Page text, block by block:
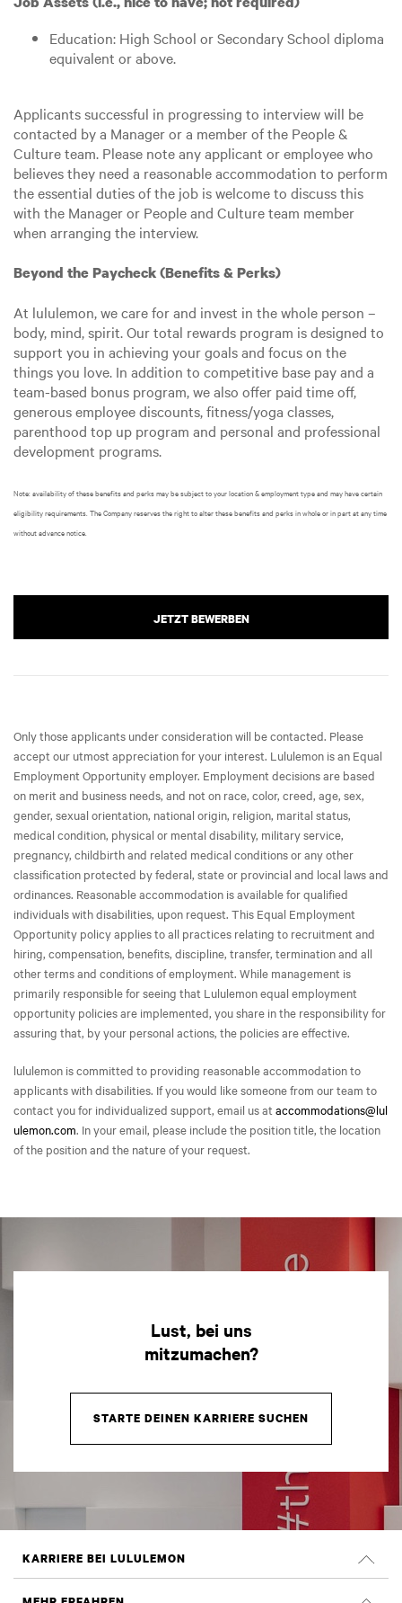
Education: High School or Secondary School diploma
equivalent or above.
Applicants successful in progressing to interview will be
contacted by a Manager or a member of the People &
Culture team. Please note any applicant or employee who
believes they need a reasonable accommodation to perform
the essential duties of the job is welcome to discuss this
with the Manager or People and Culture team member
when arranging the interview.
Beyond the Paycheck (Benefits & Perks)
At lululemon, we care for and invest in the whole person –
body, mind, spirit. Our total rewards program is designed to
support you in achieving your goals and focus on the
things you love. In addition to competitive base pay and a
team-based bonus program, we also offer paid time off,
generous employee discounts, fitness/yoga classes,
parenthood top up program and personal and professional
development programs.
Note: availability of these benefits and perks may be subject to your location & employment type and may have certain
eligibility requirements. The Company reserves the right to alter these benefits and perks in whole or in part at any time
without advance notice.
JETZT BEWERBEN
Only those applicants under consideration will be contacted. Please
accept our utmost appreciation for your interest. Lululemon is an Equal
Employment Opportunity employer. Employment decisions are based
on merit and business needs, and not on race, color, creed, age, sex,
gender, sexual orientation, national origin, religion, marital status,
medical condition, physical or mental disability, military service,
pregnancy, childbirth and related medical conditions or any other
classification protected by federal, state or provincial and local laws and
ordinances. Reasonable accommodation is available for qualified
individuals with disabilities, upon request. This Equal Employment
Opportunity policy applies to all practices relating to recruitment and
hiring, compensation, benefits, discipline, transfer, termination and all
other terms and conditions of employment. While management is
primarily responsible for seeing that Lululemon equal employment
opportunity policies are implemented, you share in the responsibility for
assuring that, by your personal actions, the policies are effective.
lululemon is committed to providing reasonable accommodation to
applicants with disabilities. If you would like someone from our team to
contact you for individualized support, email us at accommodations@lul
ulemon.com. In your email, please include the position title, the location
of the position and the nature of your request.
Lust, bei uns
mitzumachen?
STARTE DEINEN KARRIERE SUCHEN
KARRIERE BEI LULULEMON